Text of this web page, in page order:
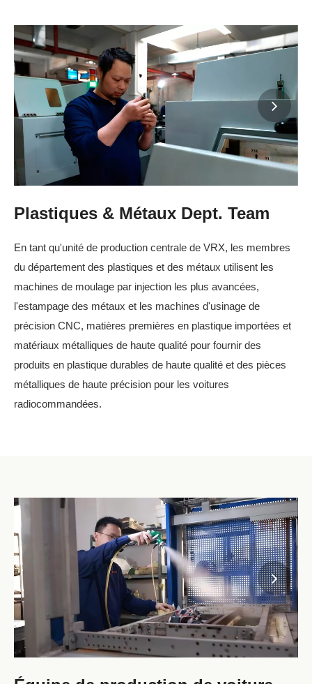
Plastiques & Métaux Dept. Team
En tant qu'unité de production centrale de VRX, les membres
du département des plastiques et des métaux utilisent les
machines de moulage par injection les plus avancées,
l'estampage des métaux et les machines d'usinage de
précision CNC, matières premières en plastique importées et
matériaux métalliques de haute qualité pour fournir des
produits en plastique durables de haute qualité et des pièces
métalliques de haute précision pour les voitures
radiocommandées.